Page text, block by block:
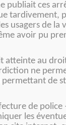
publiait ces
tardivement,
usagers de
avoir pu
atteinte au
ne
permettant de
de police
les